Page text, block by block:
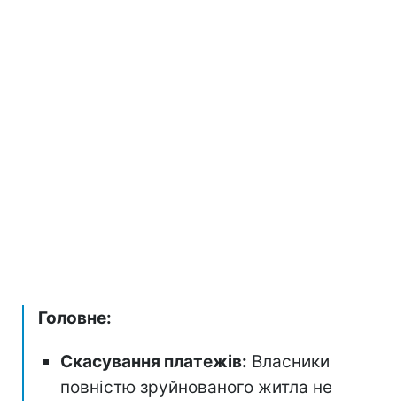
Головне:
Скасування платежів: Власники
повністю зруйнованого житла не